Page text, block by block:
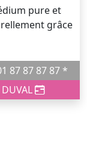
pure et
grâce
Prendre RDV avec RUTH DUVAL au 01 87 87 87 87 *